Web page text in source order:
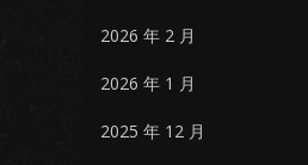
2026 年 2 月
2026 年 1 月
2025 年 12 月